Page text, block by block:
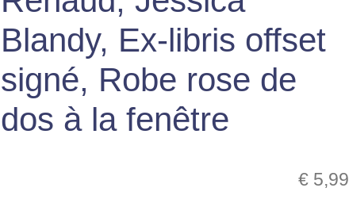
Blandy, Ex-libris offset
signé, Robe rose de
dos à la fenêtre
€ 5,99